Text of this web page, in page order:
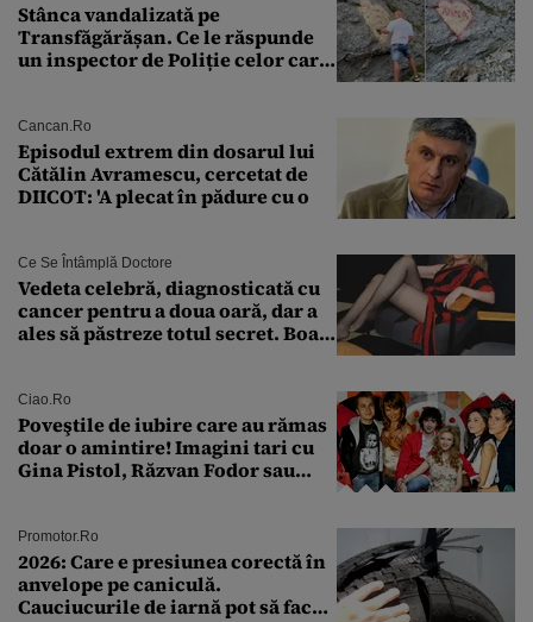
Stânca vandalizată pe
Transfăgărășan. Ce le răspunde
un inspector de Poliție celor care
Cancan.ro
Episodul extrem din dosarul lui
Cătălin Avramescu, cercetat de
DIICOT: 'A plecat în pădure cu o
Ce Se Întâmplă Doctore
Vedeta celebră, diagnosticată cu
cancer pentru a doua oară, dar a
ales să păstreze totul secret. Boala
Ciao.ro
Poveştile de iubire care au rămas
doar o amintire! Imagini tari cu
Gina Pistol, Răzvan Fodor sau
Promotor.ro
2026: Care e presiunea corectă în
anvelope pe caniculă.
Cauciucurile de iarnă pot să facă